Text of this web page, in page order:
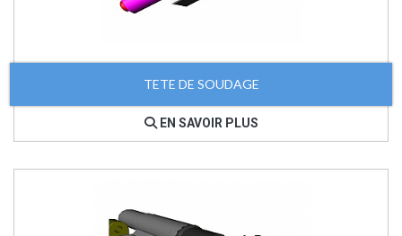
TETE DE SOUDAGE
EN SAVOIR PLUS